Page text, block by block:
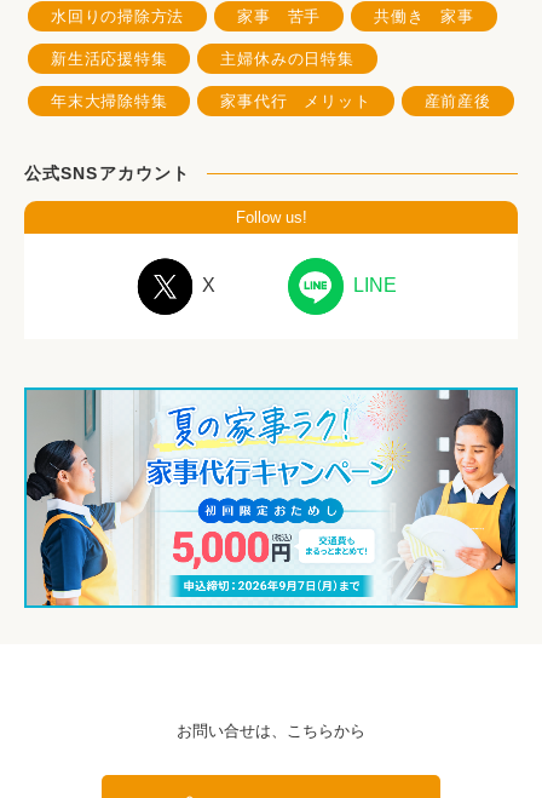
水回りの掃除方法 家事 苦手 共働き 家事
新生活応援特集 主婦休みの日特集
年末大掃除特集 家事代行 メリット 産前産後
公式SNSアカウント
Follow us!
X LINE
お問い合せは、こちらから